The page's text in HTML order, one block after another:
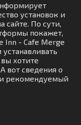
установок и
сайте. По сути,
покажет,
Inn - Cafe Merge
хотите
вот сведения о
рекомендуемый